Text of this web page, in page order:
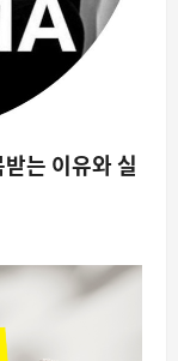
는 이유와 실